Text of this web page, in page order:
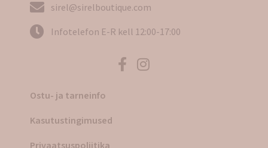
sirel@sirelboutique.com
Infotelefon E-R kell 12:00-17:00
Ostu- ja tarneinfo
Kasutustingimused